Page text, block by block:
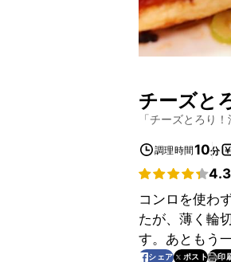
チーズと
「チーズとろり
調理時間10分
コンロを使わ
たが、薄く輪
す。あともう
シェア ポスト 印